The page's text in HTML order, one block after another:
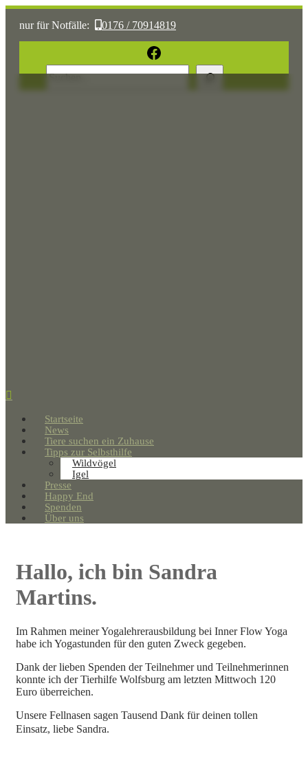
nur für Notfälle: 0176 / 70914819
Sonst: tierhilfe.wolfsburg@t-online.de
Facebook
Startseite
News
Tiere suchen ein Zuhause
Tipps zur Selbsthilfe
Wildvögel
Igel
Presse
Happy End
Spenden
Über uns
Hallo, ich bin Sandra
Martins.
Im Rahmen meiner Yogalehrerausbildung bei Inner Flow Yoga
habe ich Yogastunden für den guten Zweck gegeben.
Dank der lieben Spenden der Teilnehmer und Teilnehmerinnen
konnte ich der Tierhilfe Wolfsburg am letzten Mittwoch 120
Euro überreichen.
Unsere Fellnasen sagen Tausend Dank für deinen tollen
Einsatz, liebe Sandra.